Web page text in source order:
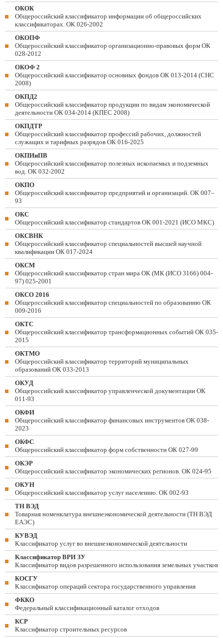
ОКОК
Общероссийский классификатор информации об общероссийских
классификаторах. ОК 026-2002
ОКОПФ
Общероссийский классификатор организационно-правовых форм ОК
028-2012
ОКОФ 2
Общероссийский классификатор основных фондов ОК 013-2014 (СНС
2008)
ОКПД2
Общероссийский классификатор продукции по видам экономической
деятельности ОК 034-2014 (КПЕС 2008)
ОКПДТР
Общероссийский классификатор профессий рабочих, должностей
служащих и тарифных разрядов ОК 016-2025
ОКПИиПВ
Общероссийский классификатор полезных ископаемых и подземных
вод. ОК 032-2002
ОКПО
Общероссийский классификатор предприятий и организаций. ОК 007–
93
ОКС
Общероссийский классификатор стандартов ОК 001-2021 (ИСО МКС)
ОКСВНК
Общероссийский классификатор специальностей высшей научной
квалификации ОК 017-2024
ОКСМ
Общероссийский классификатор стран мира ОК (МК (ИСО 3166) 004-
97) 025-2001
ОКСО 2016
Общероссийский классификатор специальностей по образованию ОК
009-2016
ОКТС
Общероссийский классификатор трансформационных событий ОК 035-
2015
ОКТМО
Общероссийский классификатор территорий муниципальных
образований ОК 033-2013
ОКУД
Общероссийский классификатор управленческой документации ОК
011-93
ОКФИ
Общероссийский классификатор финансовых инструментов OK 038-
2023
ОКФС
Общероссийский классификатор форм собственности ОК 027-99
ОКЭР
Общероссийский классификатор экономических регионов. ОК 024-95
ОКУН
Общероссийский классификатор услуг населению. ОК 002-93
ТН ВЭД
Товарная номенклатура внешнеэкономической деятельности (ТН ВЭД
ЕАЭС)
КУВЭД
Классификатор услуг во внешнеэкономической деятельности
Классификатор ВРИ ЗУ
Классификатор видов разрешенного использования земельных участков
КОСГУ
Классификатор операций сектора государственного управления
ФККО
Федеральный классификационный каталог отходов
КСР
Классификатор строительных ресурсов